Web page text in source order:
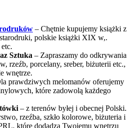
– Chętnie kupujemy książki z
polskie książki XIX w,.
Sztuka – Zapraszamy do odkrywania
rzeźb, porcelany, sreber, biżuterii etc.,
wnętrze.
prawdziwych melomanów oferujemy
które zadowolą każdego
– z terenów byłej i obecnej Polski.
rzeźba, szkło kolorowe, biżuteria i
które dodadzą Twojemu wnętrzu